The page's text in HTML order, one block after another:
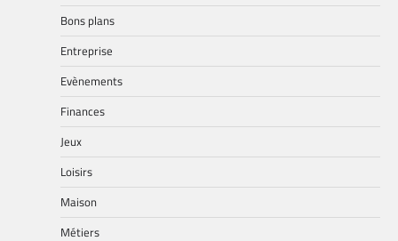
Bons plans
Entreprise
Evènements
Finances
Jeux
Loisirs
Maison
Métiers